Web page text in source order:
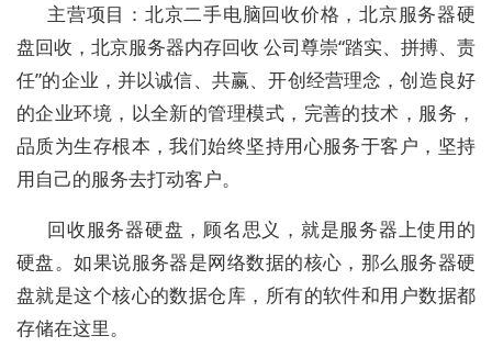
主营项目：北京二手电脑回收价格，北京服务器硬
盘回收，北京服务器内存回收 公司尊崇“踏实、拼搏、责
任”的企业，并以诚信、共赢、开创经营理念，创造良好
的企业环境，以全新的管理模式，完善的技术，服务，
品质为生存根本，我们始终坚持用心服务于客户，坚持
用自己的服务去打动客户。
回收服务器硬盘，顾名思义，就是服务器上使用的
硬盘。如果说服务器是网络数据的核心，那么服务器硬
盘就是这个核心的数据仓库，所有的软件和用户数据都
存储在这里。